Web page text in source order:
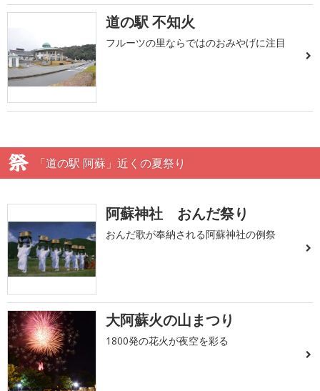
道の駅 不知火
フルーツの里ならではのおみやげに注目
「道の駅 阿蘇」近くの夏祭り
阿蘇神社 おんだ祭り
おんだ歌が奉納される阿蘇神社の例祭
大阿蘇火の山まつり
1800発の花火が夜空を彩る